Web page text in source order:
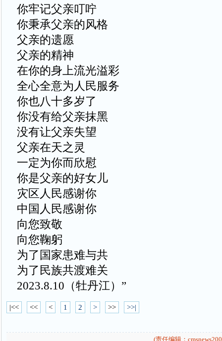
你牢记父亲叮咛
你秉承父亲的风格
父亲的遗愿
父亲的精神
在你的身上流光溢彩
全心全意为人民服务
你也八十多岁了
你没有给父亲抹黑
没有让父亲失望
父亲在天之灵
一定为你而欣慰
你是父亲的好女儿
灾区人民感谢你
中国人民感谢你
向您致敬
向您鞠躬
为了国家患难与共
为了民族共渡难关
2023.8.10（牡丹江）”
|<< << < 1 2 > >> >>|
(责任编辑：